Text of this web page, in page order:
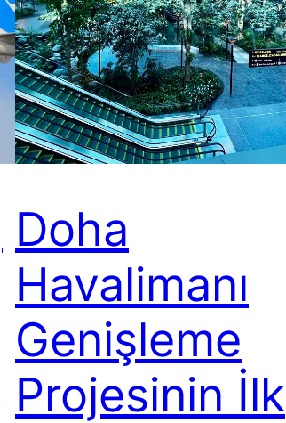
Doha
Havalimanı
Genişleme
Projesinin İlk